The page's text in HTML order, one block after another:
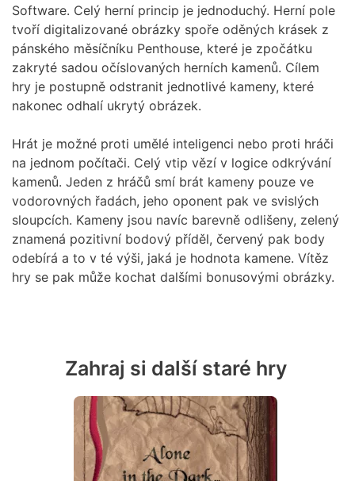
Software. Celý herní princip je jednoduchý. Herní pole
tvoří digitalizované obrázky spoře oděných krásek z
pánského měsíčníku Penthouse, které je zpočátku
zakryté sadou očíslovaných herních kamenů. Cílem
hry je postupně odstranit jednotlivé kameny, které
nakonec odhalí ukrytý obrázek.
Hrát je možné proti umělé inteligenci nebo proti hráči
na jednom počítači. Celý vtip vězí v logice odkrývání
kamenů. Jeden z hráčů smí brát kameny pouze ve
vodorovných řadách, jeho oponent pak ve svislých
sloupcích. Kameny jsou navíc barevně odlišeny, zelený
znamená pozitivní bodový příděl, červený pak body
odebírá a to v té výši, jaká je hodnota kamene. Vítěz
hry se pak může kochat dalšími bonusovými obrázky.
Zahraj si další staré hry